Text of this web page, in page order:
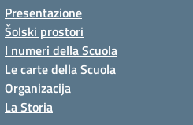
Presentazione
Šolski prostori
I numeri della Scuola
Le carte della Scuola
Organizacija
La Storia